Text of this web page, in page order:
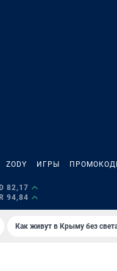
ZODY ИГРЫ
82,17
94,84
Как живут в Крыму без